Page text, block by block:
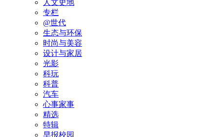
人文史地
专栏
@世代
生态与环保
时尚与美容
设计与家居
光影
科玩
科普
汽车
心事家事
精选
特辑
早报校园